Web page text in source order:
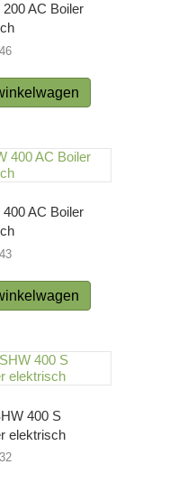
AC Boiler
AC Boiler
400 S
elektrisch